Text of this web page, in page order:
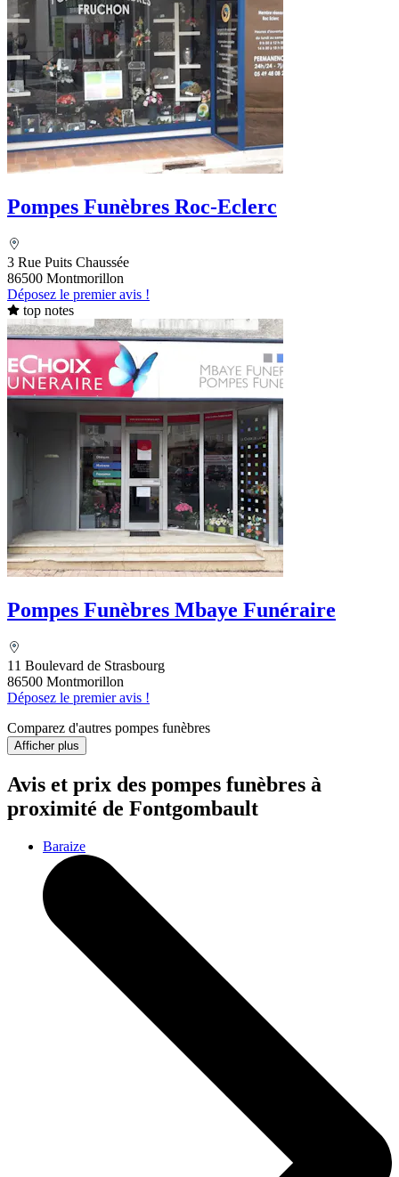
Pompes Funèbres Roc-Eclerc
3 Rue Puits Chaussée
86500 Montmorillon
Déposez le premier avis !
top notes
Pompes Funèbres Mbaye Funéraire
11 Boulevard de Strasbourg
86500 Montmorillon
Déposez le premier avis !
Comparez d'autres pompes funèbres
Afficher plus
Avis et prix des pompes funèbres à
proximité de Fontgombault
Baraize